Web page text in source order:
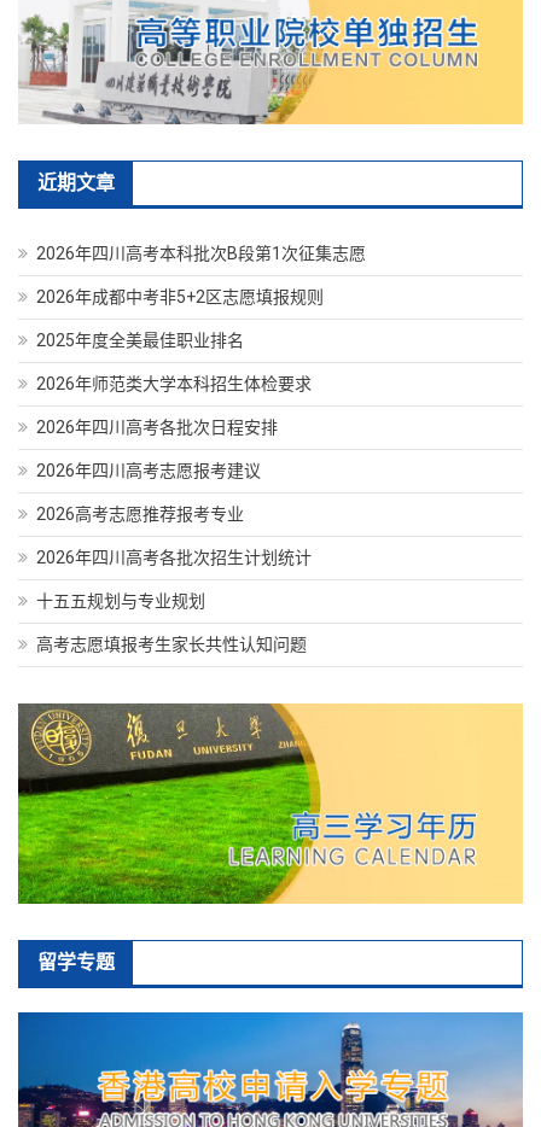
近期文章
2026年四川高考本科批次B段第1次征集志愿
2026年成都中考非5+2区志愿填报规则
2025年度全美最佳职业排名
2026年师范类大学本科招生体检要求
2026年四川高考各批次日程安排
2026年四川高考志愿报考建议
2026高考志愿推荐报考专业
2026年四川高考各批次招生计划统计
十五五规划与专业规划
高考志愿填报考生家长共性认知问题
留学专题